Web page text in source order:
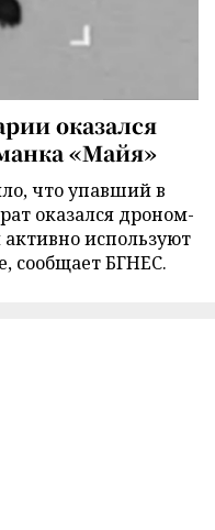
оказался
«Майя»
что упавший в
оказался дроном-
используют
сообщает БГНЕС.